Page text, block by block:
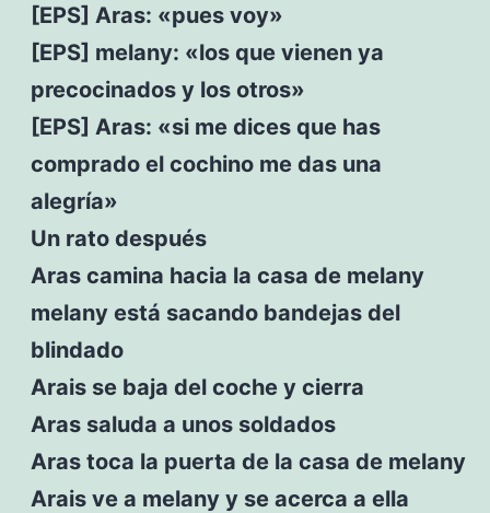
[EPS] Aras: «pues voy»
[EPS] melany: «los que vienen ya
precocinados y los otros»
[EPS] Aras: «si me dices que has
comprado el cochino me das una
alegría»
Un rato después
Aras camina hacia la casa de melany
melany está sacando bandejas del
blindado
Arais se baja del coche y cierra
Aras saluda a unos soldados
Aras toca la puerta de la casa de melany
Arais ve a melany y se acerca a ella